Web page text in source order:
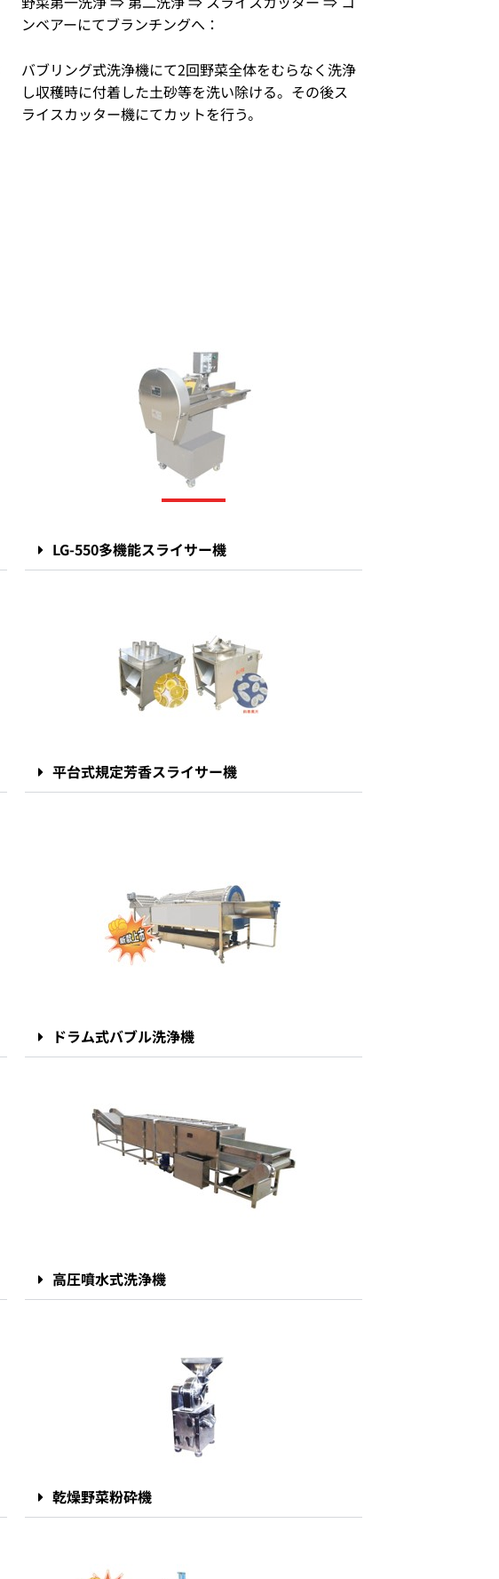
ンベアーにてブランチングへ：
バブリング式洗浄機にて2回野菜全体をむらなく洗浄
し収穫時に付着した土砂等を洗い除ける。その後ス
ライスカッター機にてカットを行う。
LG-550多機能スライサー機
平台式規定芳香スライサー機
ドラム式バブル洗浄機
高圧噴水式洗浄機
乾燥野菜粉砕機